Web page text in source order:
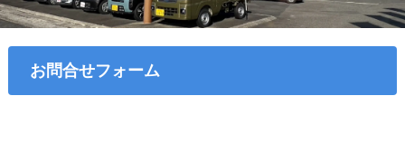
お問合せフォーム